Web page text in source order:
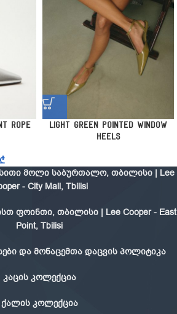
Rope
₾
Light Green Pointed Window
Heels
მოლი საბურთალო, თბილისი | Lee
- City Mall, Tbilisi
ფოინთი, თბილისი | Lee Cooper - East
Point, Tbilisi
და მონაცემთა დაცვის პოლიტიკა
კაცის კოლექცია
ქალის კოლექცია